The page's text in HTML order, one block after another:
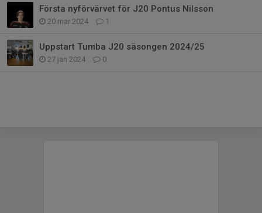
Första nyförvärvet för J20 Pontus Nilsson
20 mar 2024 1
Uppstart Tumba J20 säsongen 2024/25
27 jan 2024 0